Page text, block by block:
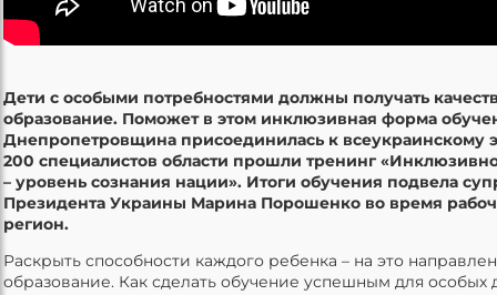
Дети с особыми потребностями должны получать
образование. Поможет в этом инклюзивная форма
Днепропетровщина присоединилась к всеукраинскому
200 специалистов области прошли тренинг
– уровень сознания нации». Итоги обучения подвела
Президента Украины Марина Порошенко во время
регион.
Раскрыть способности каждого ребенка – на это
образование. Как сделать обучение успешным для особых